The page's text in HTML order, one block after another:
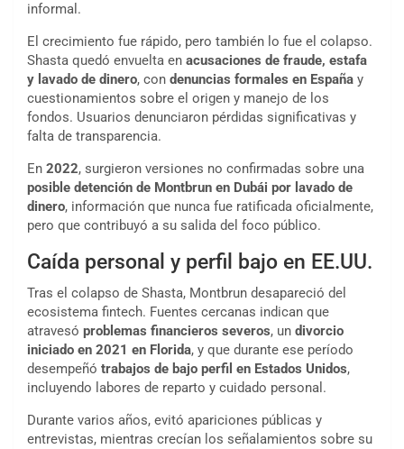
informal.
El crecimiento fue rápido, pero también lo fue el colapso.
Shasta quedó envuelta en acusaciones de fraude, estafa
y lavado de dinero, con denuncias formales en España y
cuestionamientos sobre el origen y manejo de los
fondos. Usuarios denunciaron pérdidas significativas y
falta de transparencia.
En 2022, surgieron versiones no confirmadas sobre una
posible detención de Montbrun en Dubái por lavado de
dinero, información que nunca fue ratificada oficialmente,
pero que contribuyó a su salida del foco público.
Caída personal y perfil bajo en EE.UU.
Tras el colapso de Shasta, Montbrun desapareció del
ecosistema fintech. Fuentes cercanas indican que
atravesó problemas financieros severos, un divorcio
iniciado en 2021 en Florida, y que durante ese período
desempeñó trabajos de bajo perfil en Estados Unidos,
incluyendo labores de reparto y cuidado personal.
Durante varios años, evitó apariciones públicas y
entrevistas, mientras crecían los señalamientos sobre su